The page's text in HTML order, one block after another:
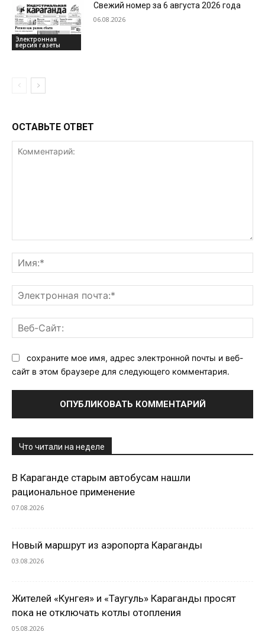
Электронная
версия газеты
Свежий номер за 6 августа 2026 года
06.08.2026
ОСТАВЬТЕ ОТВЕТ
сохраните мое имя, адрес электронной почты и веб-
сайт в этом браузере для следующего комментария.
Что читали на неделе
В Караганде старым автобусам нашли
рациональное применение
07.08.2026
Новый маршрут из аэропорта Караганды
03.08.2026
Жителей «Кунгея» и «Таугуль» Караганды просят
пока не отключать котлы отопления
05.08.2026